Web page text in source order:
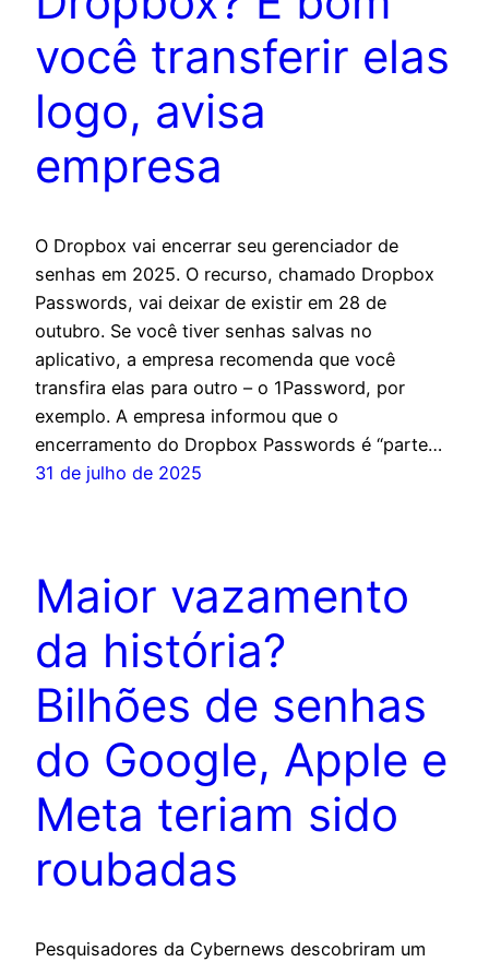
você transferir elas
logo, avisa
empresa
O Dropbox vai encerrar seu gerenciador de
senhas em 2025. O recurso, chamado Dropbox
Passwords, vai deixar de existir em 28 de
outubro. Se você tiver senhas salvas no
aplicativo, a empresa recomenda que você
transfira elas para outro – o 1Password, por
exemplo. A empresa informou que o
encerramento do Dropbox Passwords é “parte…
31 de julho de 2025
Maior vazamento
da história?
Bilhões de senhas
do Google, Apple e
Meta teriam sido
roubadas
Pesquisadores da Cybernews descobriram um